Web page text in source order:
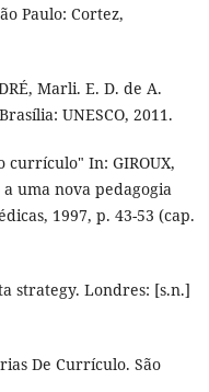
Paulo: Cortez,
Marli. E. D. de A.
UNESCO, 2011.
currículo" In: GIROUX,
uma nova pedagogia
1997, p. 43-53 (cap.
strategy. Londres: [s.n.]
De Currículo. São